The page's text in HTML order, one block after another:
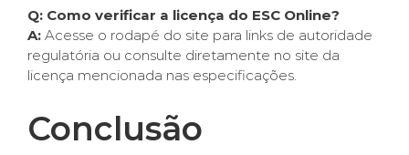
Q: Como verificar a licença do ESC Online?
A: Acesse o rodapé do site para links de autoridade
regulatória ou consulte diretamente no site da
licença mencionada nas especificações.
Conclusão